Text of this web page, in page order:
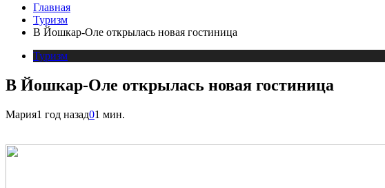
Главная
Туризм
В Йошкар-Оле открылась новая гостиница
Туризм
В Йошкар-Оле открылась новая гостиница
Мария1 год назад01 мин.